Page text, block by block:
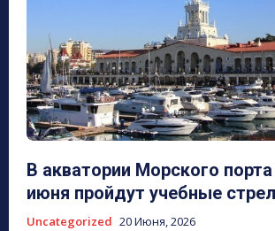
В акватории Морского
июня пройдут учебные
Uncategorized 20 Июня, 2026